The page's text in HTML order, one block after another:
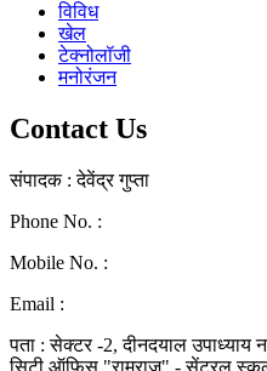
विविध
खेल
टेक्नोलॉजी
मनोरंजन
Contact Us
संपादक : देवेंद्र गुप्ता
Phone No. :
Mobile No. :
Email :
पता : सेक्टर -2, दीनदयाल उपाध्याय
सिटी ऑफिस "रामराज" - सेंट्रल